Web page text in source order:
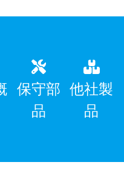
保守部
品
他社製
品